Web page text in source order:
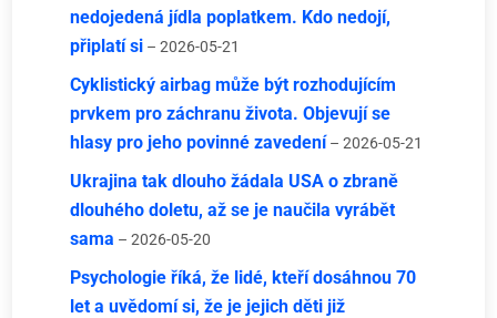
nedojedená jídla poplatkem. Kdo nedojí,
připlatí si – 2026-05-21
Cyklistický airbag může být rozhodujícím
prvkem pro záchranu života. Objevují se
hlasy pro jeho povinné zavedení – 2026-05-21
Ukrajina tak dlouho žádala USA o zbraně
dlouhého doletu, až se je naučila vyrábět
sama – 2026-05-20
Psychologie říká, že lidé, kteří dosáhnou 70
let a uvědomí si, že je jejich děti již